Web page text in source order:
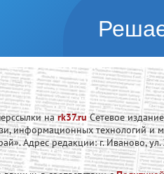
наrk37.ru Сетевое
информационных технологий и
Адрес редакции: г. Иваново,